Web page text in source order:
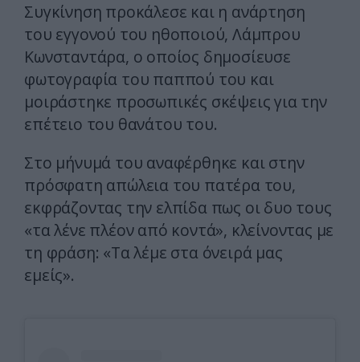
Συγκίνηση προκάλεσε και η ανάρτηση
του εγγονού του ηθοποιού, Λάμπρου
Κωνσταντάρα, ο οποίος δημοσίευσε
φωτογραφία του παππού του και
μοιράστηκε προσωπικές σκέψεις για την
επέτειο του θανάτου του.
Στο μήνυμά του αναφέρθηκε και στην
πρόσφατη απώλεια του πατέρα του,
εκφράζοντας την ελπίδα πως οι δυο τους
«τα λένε πλέον από κοντά», κλείνοντας με
τη φράση: «Τα λέμε στα όνειρά μας
εμείς».